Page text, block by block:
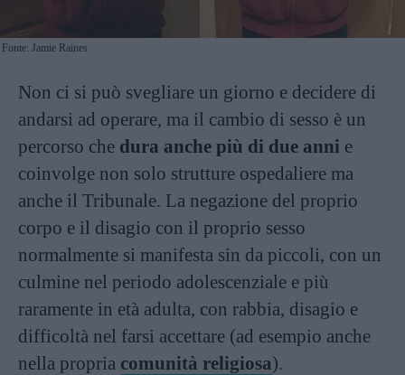
Fonte: Jamie Raines
Non ci si può svegliare un giorno e decidere di
andarsi ad operare, ma il cambio di sesso è un
percorso che dura anche più di due anni e
coinvolge non solo strutture ospedaliere ma
anche il Tribunale. La negazione del proprio
corpo e il disagio con il proprio sesso
normalmente si manifesta sin da piccoli, con un
culmine nel periodo adolescenziale e più
raramente in età adulta, con rabbia, disagio e
difficoltà nel farsi accettare (ad esempio anche
nella propria comunità religiosa).